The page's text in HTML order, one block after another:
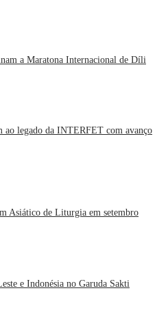
a Maratona Internacional de Díli
ao legado da INTERFET com avanço
Asiático de Liturgia em setembro
e Indonésia no Garuda Sakti